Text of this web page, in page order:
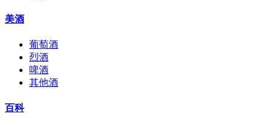
美酒
葡萄酒
烈酒
啤酒
其他酒
百科